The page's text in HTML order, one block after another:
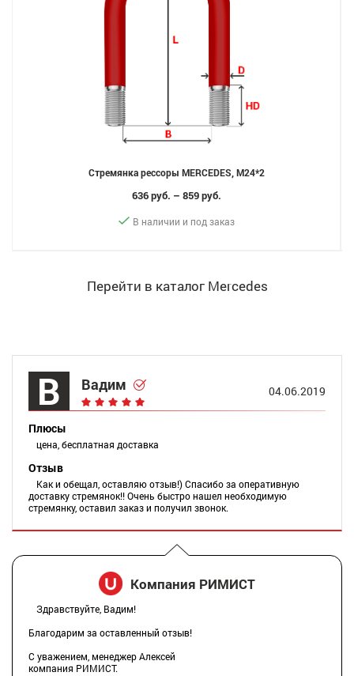
Стремянка рессоры MERCEDES, M24*2
636 руб. – 859 руб.
В наличии и под заказ
Перейти в каталог Mercedes
В Вадим 04.06.2019
Плюсы
цена, бесплатная доставка
Отзыв
Как и обещал, оставляю отзыв!) Спасибо за оперативную
доставку стремянок!! Очень быстро нашел необходимую
стремянку, оставил заказ и получил звонок.
Компания РИМИСТ
Здравствуйте, Вадим!
Благодарим за оставленный отзыв!
С уважением, менеджер Алексей
компания РИМИСТ.